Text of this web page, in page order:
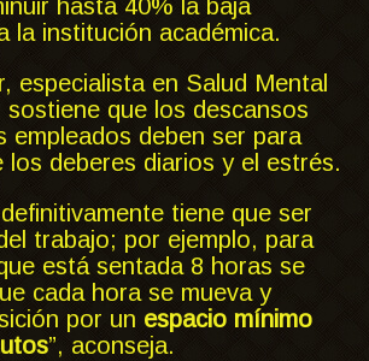
hasta 40% la baja
la institución académica.
especialista en Salud Mental
sostiene que los descansos
empleados deben ser para
los deberes diarios y el estrés.
tiene que ser
trabajo; por ejemplo, para
está sentada 8 horas se
cada hora se mueva y
por un espacio mínimo
”, aconseja.